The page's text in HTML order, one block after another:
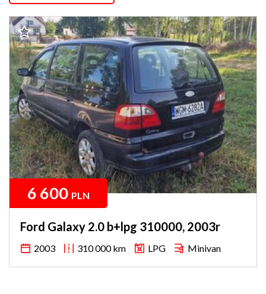
6 600 PLN
Ford Galaxy 2.0 b+lpg 310000, 2003r
2003 310 000 km LPG Minivan